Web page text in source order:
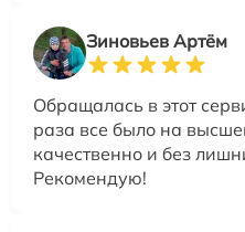
Зиновьев Артём
Обращалась в этот
раза все было на
качественно и без
Рекомендую!